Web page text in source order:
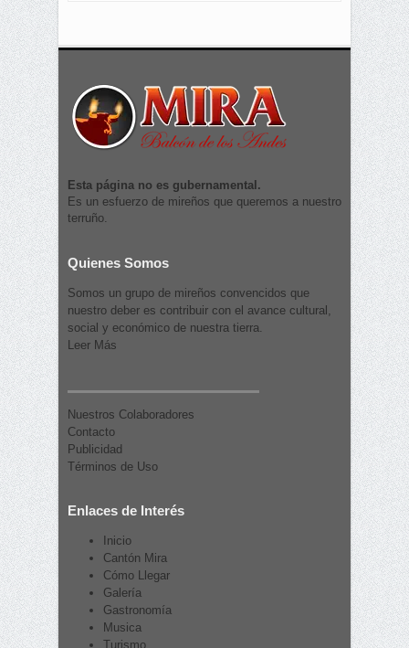
Esta página no es gubernamental.
Es un esfuerzo de mireños que queremos a nuestro
terruño.
Quienes Somos
Somos un grupo de mireños convencidos que
nuestro deber es contribuir con el avance cultural,
social y económico de nuestra tierra.
Leer Más
Nuestros Colaboradores
Contacto
Publicidad
Términos de Uso
Enlaces de Interés
Inicio
Cantón Mira
Cómo Llegar
Galería
Gastronomía
Musica
Turismo